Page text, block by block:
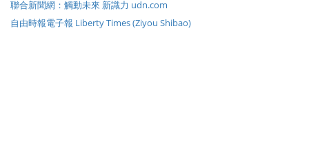
聯合新聞網：觸動未來 新識力 udn.com
自由時報電子報 Liberty Times (Ziyou Shibao)